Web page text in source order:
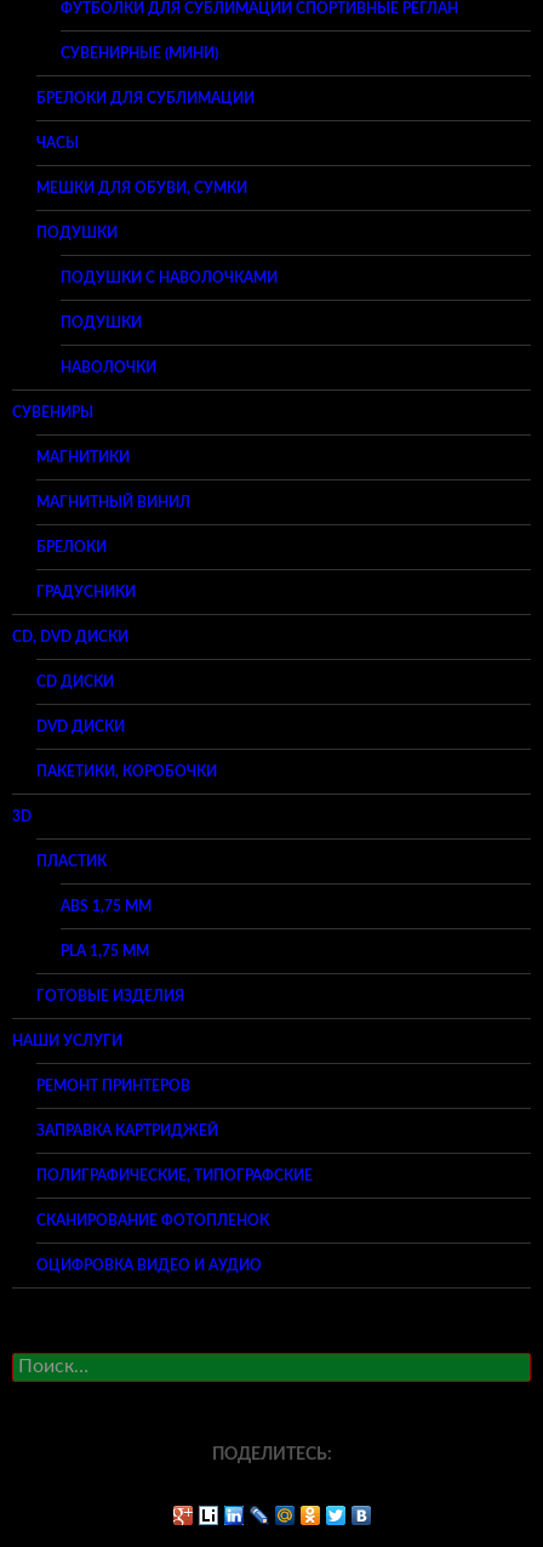
ФУТБОЛКИ ДЛЯ СУБЛИМАЦИИ СПОРТИВНЫЕ РЕГЛАН
СУВЕНИРНЫЕ (МИНИ)
БРЕЛОКИ ДЛЯ СУБЛИМАЦИИ
ЧАСЫ
МЕШКИ ДЛЯ ОБУВИ, СУМКИ
ПОДУШКИ
ПОДУШКИ С НАВОЛОЧКАМИ
ПОДУШКИ
НАВОЛОЧКИ
СУВЕНИРЫ
МАГНИТИКИ
МАГНИТНЫЙ ВИНИЛ
БРЕЛОКИ
ГРАДУСНИКИ
CD, DVD ДИСКИ
CD ДИСКИ
DVD ДИСКИ
ПАКЕТИКИ, КОРОБОЧКИ
3D
ПЛАСТИК
ABS 1,75 ММ
PLA 1,75 ММ
ГОТОВЫЕ ИЗДЕЛИЯ
НАШИ УСЛУГИ
РЕМОНТ ПРИНТЕРОВ
ЗАПРАВКА КАРТРИДЖЕЙ
ПОЛИГРАФИЧЕСКИЕ, ТИПОГРАФСКИЕ
СКАНИРОВАНИЕ ФОТОПЛЕНОК
ОЦИФРОВКА ВИДЕО И АУДИО
Найти:
ПОДЕЛИТЕСЬ: